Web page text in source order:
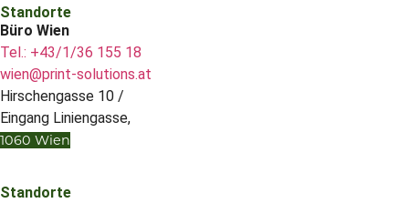
Standorte
Büro Wien
Tel.: +43/1/36 155 18
wien@print-solutions.at
Hirschengasse 10 /
Eingang Liniengasse,
1060 Wien
Standorte